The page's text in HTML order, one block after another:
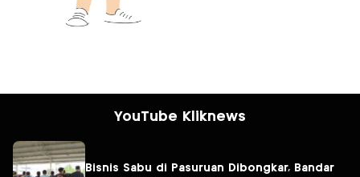
YouTube Kliknews
Bisnis Sabu di Pasuruan Dibongkar, Bandar